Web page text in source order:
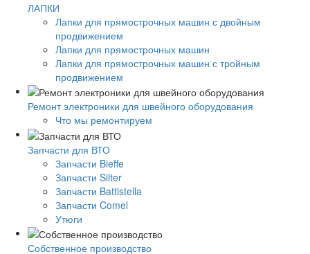
ЛАПКИ
Лапки для прямострочных машин с двойным
продвижением
Лапки для прямострочных машин
Лапки для прямострочных машин с тройным
продвижением
Ремонт электроники для швейного оборудования
Что мы ремонтируем
Запчасти для ВТО
Запчасти Bieffe
Запчасти Silter
Запчасти Battistella
Запчасти Comel
Утюги
Собственное производство